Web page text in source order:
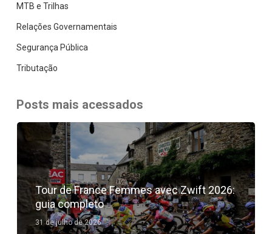
MTB e Trilhas
Relações Governamentais
Segurança Pública
Tributação
Posts mais acessados
Tour de France Femmes avec Zwift 2026:
guia completo
31 de julho de 2026